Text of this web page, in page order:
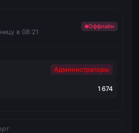
в 08:21
Оффлайн
Администраторы
1 674